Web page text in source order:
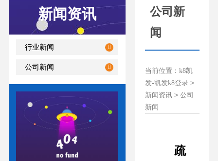
新闻资讯
行业新闻
公司新闻
公司新
闻
当前位置： k8凯
发-凯发k8登录>
新闻资讯> 公司
新闻
疏